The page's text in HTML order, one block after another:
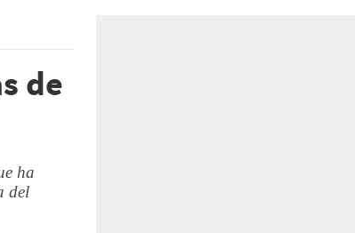
de
ha
del